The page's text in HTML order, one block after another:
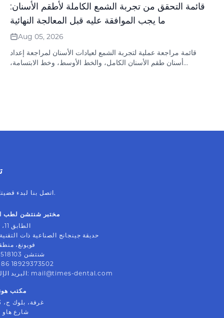
قائمة التحقق من تجربة الشمع الكاملة لأطقم الأسنان:
ما يجب الموافقة عليه قبل المعالجة النهائية
Aug 05, 2026
قائمة مراجعة عملية لتجربة الشمع لعيادات الأسنان لمراجعة إعداد
أسنان طقم الأسنان الكامل، والخط الأوسط، وخط الابتسامة،
اتصل بنا لبدء قضيتك التالية بثقة.
مختبر شنتشن لطب
الطابق 11، بلوك ب
حديقة جينجانج الصناعية ذات التقنية
فويونغ،
شنتشن 518103، الصين
18929373502
البريد: mail@times-dental.com
مكتب
52 غرفة، بلوك ج، 3/ف
99 شارع هاو